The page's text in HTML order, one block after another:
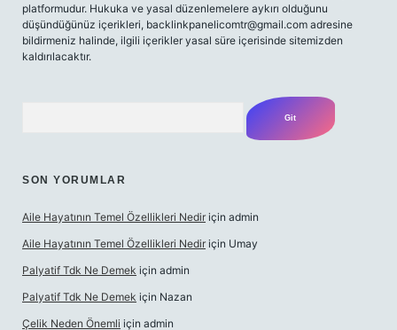
platformudur. Hukuka ve yasal düzenlemelere aykırı olduğunu
düşündüğünüz içerikleri, backlinkpanelicomtr@gmail.com adresine
bildirmeniz halinde, ilgili içerikler yasal süre içerisinde sitemizden
kaldırılacaktır.
SON YORUMLAR
Aile Hayatının Temel Özellikleri Nedir için admin
Aile Hayatının Temel Özellikleri Nedir için Umay
Palyatif Tdk Ne Demek için admin
Palyatif Tdk Ne Demek için Nazan
Çelik Neden Önemli için admin